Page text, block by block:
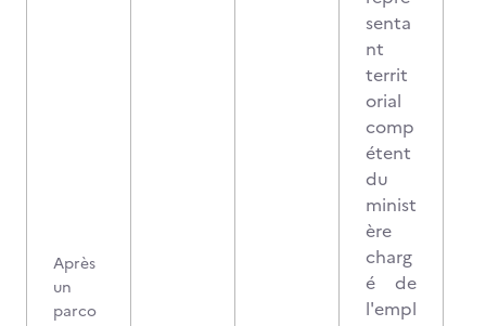
Après
un
parco
senta
nt
territ
orial
comp
étent
du
minist
ère
charg
é de
l'empl